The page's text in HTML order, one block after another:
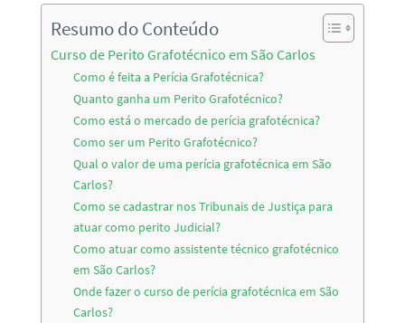
Resumo do Conteúdo
Curso de Perito Grafotécnico em São Carlos
Como é feita a Perícia Grafotécnica?
Quanto ganha um Perito Grafotécnico?
Como está o mercado de perícia grafotécnica?
Como ser um Perito Grafotécnico?
Qual o valor de uma perícia grafotécnica em São
Carlos?
Como se cadastrar nos Tribunais de Justiça para
atuar como perito Judicial?
Como atuar como assistente técnico grafotécnico
em São Carlos?
Onde fazer o curso de perícia grafotécnica em São
Carlos?